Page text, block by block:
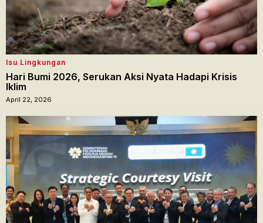
Isu Lingkungan
Hari Bumi 2026, Serukan Aksi Nyata Hadapi Krisis
Iklim
April 22, 2026